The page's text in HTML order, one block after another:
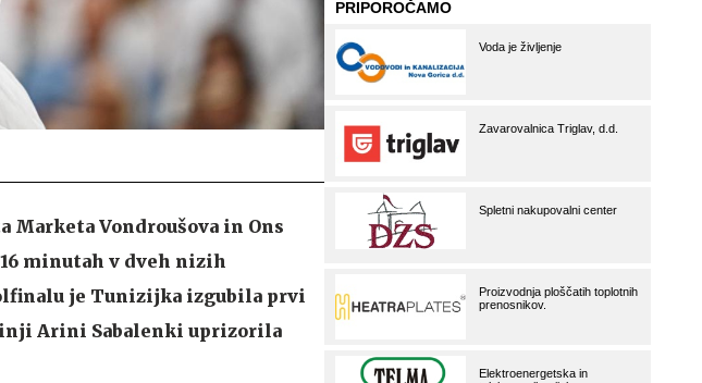
Vondroušova in Ons
minutah v dveh nizih
je Tunizijka izgubila prvi
Arini Sabalenki uprizorila